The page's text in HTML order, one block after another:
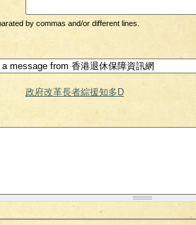
by commas and/or different lines.
政府改革長者綜援知多D